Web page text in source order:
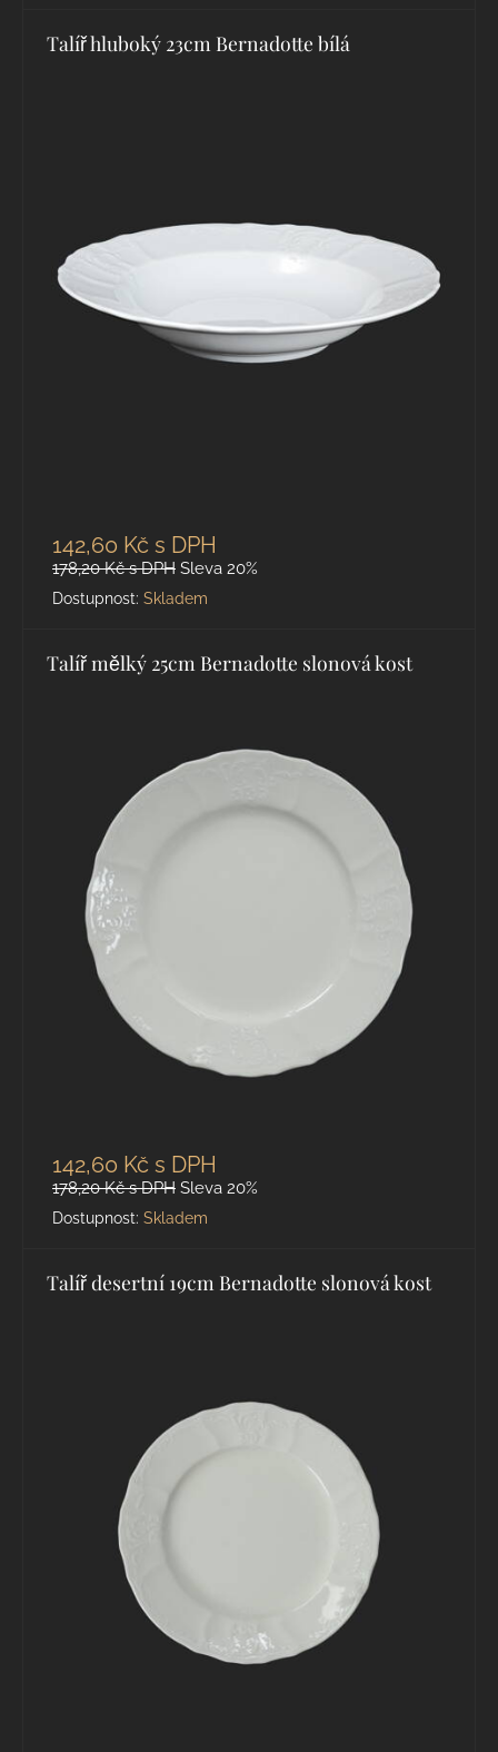
Talíř hluboký 23cm Bernadotte bílá
142,60 Kč s DPH
178,20 Kčs DPH Sleva 20%
Dostupnost: Skladem
Talíř mělký 25cm Bernadotte slonová kost
142,60 Kč s DPH
178,20 Kčs DPH Sleva 20%
Dostupnost: Skladem
Talíř desertní 19cm Bernadotte slonová kost